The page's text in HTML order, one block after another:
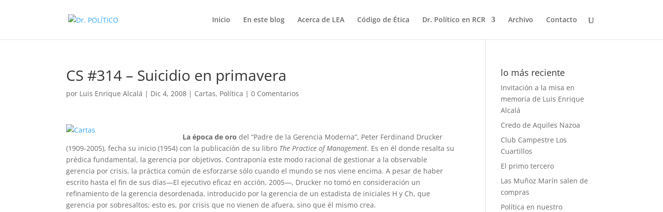
Inicio En este blog Acerca de LEA Código de Ética Dr. Político en RCR Archivo Contacto
CS #314 – Suicidio en primavera
por Luis Enrique Alcalá | Dic 4, 2008 | Cartas, Política |0 Comentarios
La época de oro del “Padre de la Gerencia Moderna”, Peter Ferdinand Drucker
(1909-2005), fecha su inicio (1954) con la publicación de su libro The Practice of Management. Es en él donde resalta su
prédica fundamental, la gerencia por objetivos. Contraponía este modo racional de gestionar a la observable
gerencia por crisis, la práctica común de esforzarse sólo cuando el mundo se nos viene encima. A pesar de haber
escrito hasta el fin de sus días—El ejecutivo eficaz en acción, 2005—, Drucker no tomó en consideración un
refinamiento de la gerencia desordenada, introducido por la gerencia de un estadista de iniciales H y Ch, que
gerencia por sobresaltos; esto es, por crisis que no vienen de afuera, sino que él mismo crea.
lo más reciente
Invitación a la misa en
memoria de Luis Enrique
Alcalá
Credo de Aquiles Nazoa
Club Campestre Los
Cuartillos
El primo tercero
Las Muñoz Marín salen de
compras
Política en nuestro